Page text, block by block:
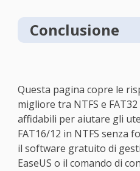
Conclusione
Questa pagina copre le
migliore tra NTFS e
affidabili per aiutare gli
FAT16/12 in NTFS senza
il software gratuito di
EaseUS o il comando di